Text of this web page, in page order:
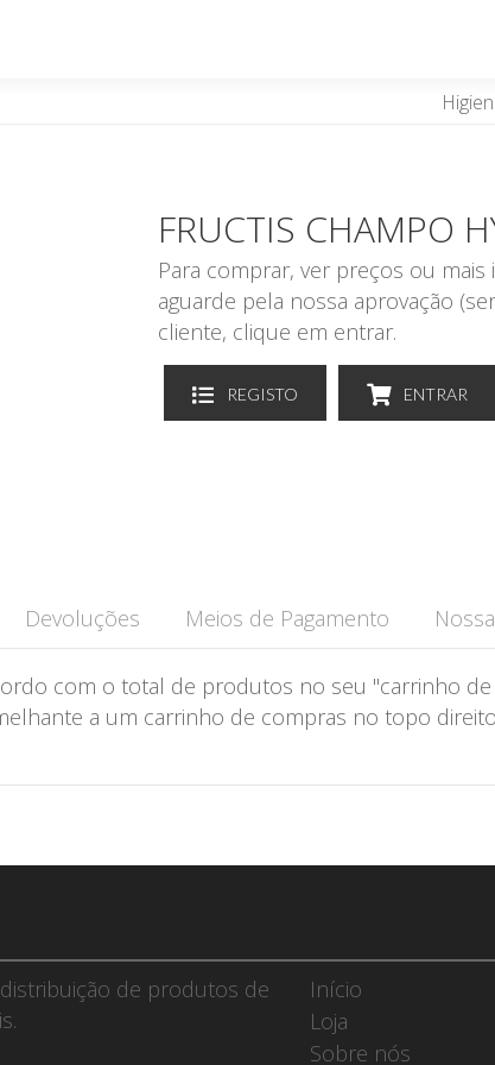
FRUCTIS CHAMPO
Para comprar, ver preços ou
aguarde pela nossa aprovação
cliente, clique em entrar.
REGISTO ENTRAR
Devoluções Meios de Pagamento
com o total de produtos no seu "carrinho
a um carrinho de compras no topo
de produtos de
Início
Loja
Sobre nós